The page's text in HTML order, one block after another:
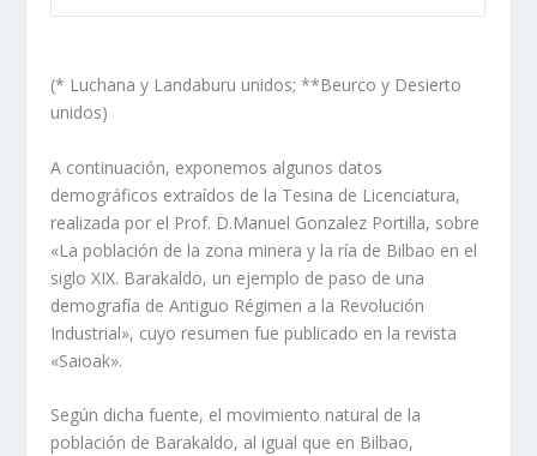
(* Luchana y Landaburu unidos; **Beurco y Desierto
unidos)
A continuación, exponemos algunos datos
demográficos extraí­dos de la Tesina de Licenciatura,
realizada por el Prof. D.Manuel Gonzalez Portilla, sobre
«La población de la zona minera y la rí­a de Bilbao en el
siglo XIX. Barakaldo, un ejemplo de paso de una
demografí­a de Antiguo Régimen a la Revolución
Industrial», cuyo resumen fue publicado en la revista
«Saioak».
Según dicha fuente, el movimiento natural de la
población de Barakaldo, al igual que en Bilbao,